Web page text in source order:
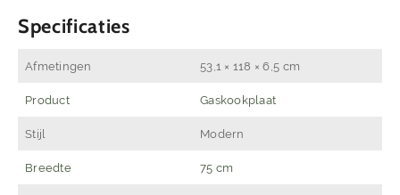
Specificaties
Afmetingen 53,1 × 118 × 6,5 cm
Product Gaskookplaat
Stijl Modern
Breedte 75 cm